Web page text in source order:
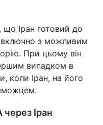
що Іран готовий до
включно з можливим
При цьому він
випадком в
коли Іран, на його
Іран